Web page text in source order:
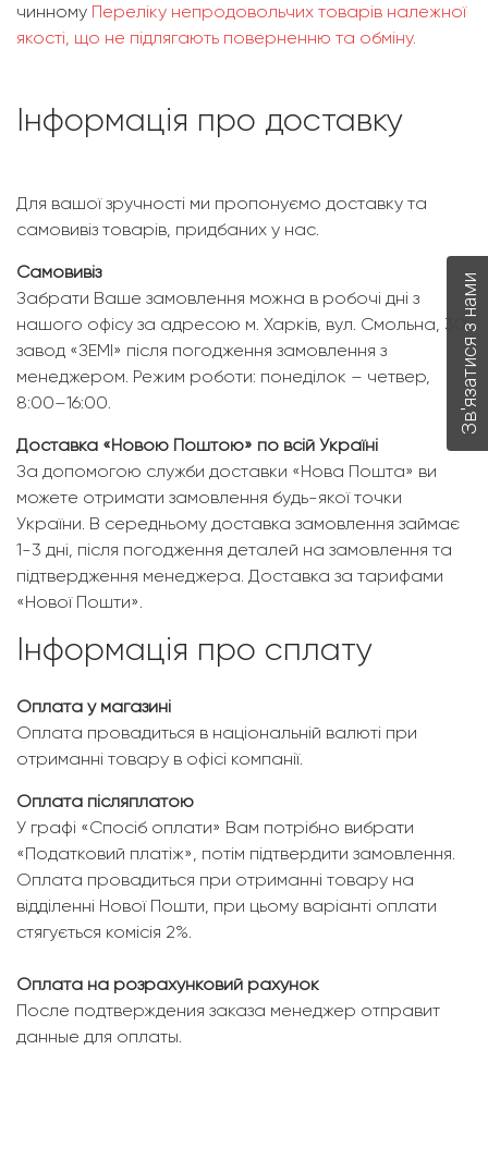
чинному Переліку непродовольчих товарів належної
якості, що не підлягають поверненню та обміну.
Інформація про доставку
Для вашої зручності ми пропонуємо доставку та
самовивіз товарів, придбаних у нас.
Самовивіз
Забрати Ваше замовлення можна в робочі дні з
нашого офісу за адресою м. Харків, вул. Смольна, 30,
завод «ЗЕМІ» після погодження замовлення з
менеджером. Режим роботи: понеділок – четвер,
8:00–16:00.
Доставка «Новою Поштою» по всій Україні
За допомогою служби доставки «Нова Пошта» ви
можете отримати замовлення будь-якої точки
України. В середньому доставка замовлення займає
1-3 дні, після погодження деталей на замовлення та
підтвердження менеджера. Доставка за тарифами
«Нової Пошти».
Інформація про сплату
Оплата у магазині
Оплата провадиться в національній валюті при
отриманні товару в офісі компанії.
Оплата післяплатою
У графі «Спосіб оплати» Вам потрібно вибрати
«Податковий платіж», потім підтвердити замовлення.
Оплата провадиться при отриманні товару на
відділенні Нової Пошти, при цьому варіанті оплати
стягується комісія 2%.
Оплата на розрахунковий рахунок
После подтверждения заказа менеджер отправит
данные для оплаты.
Зв'язатися з нами